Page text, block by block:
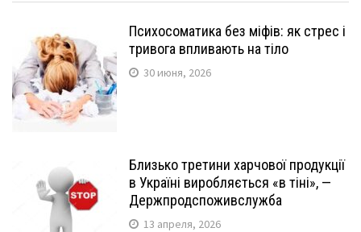
Психосоматика без міфів: як стрес і
тривога впливають на тіло
30 июня, 2026
Близько третини харчової продукції
в Україні виробляється «в тіні», —
Держпродспоживслужба
13 апреля, 2026